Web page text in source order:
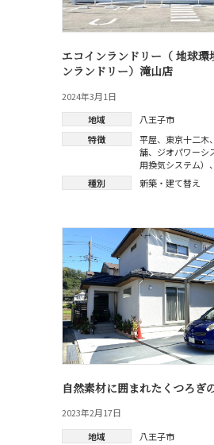
エコインランドリー（ 地球環
ンランドリー）滝山店
2024年3月1日
地域
八王子市
特徴
平屋、 東京十二木
舗、 ジオパワーシ
用換気システム）、
種別
新築・建て替え
自然素材に囲まれたくつろぎ
2023年2月17日
地域
八王子市